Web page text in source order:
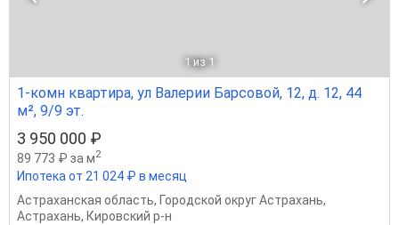
1 из 1
1-комн квартира, ул Валерии Барсовой, 12, д. 12, 44
м², 9/9 эт.
3 950 000 ₽
89 773 ₽ за м2
Ипотека от 21 024 ₽ в месяц
Астраханская область, Городской округ Астрахань,
Астрахань, Кировский р-н